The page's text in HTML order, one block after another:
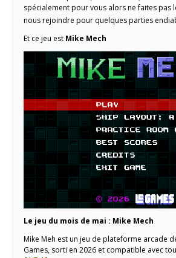
spécialement pour vous alors ne faites pas
nous rejoindre pour quelques parties
Et ce jeu est Mike Mech
Le jeu du mois de mai : Mike Mech
Mike Meh est un jeu de plateforme arcade
Games, sorti en 2026 et compatible avec